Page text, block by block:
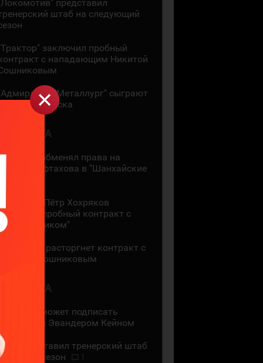
представил
штаб на следующий
заключил пробный
с нападающим Никитой
и "Металлург" сыграют
на Кубке Минска
5 АВГУСТА
Барс" обменял права на
Амира Мифтахова в "Шанхайские
36-летний Пётр Хохряков
пробный контракт с
"Нефтехимиком"
"Адмирал" расторгнет контракт с
Никитой Сошниковым
4 АВГУСТА
"Ак Барс" может подписать
контракт с Эвандером Кейном
представил тренерский штаб
новый сезон